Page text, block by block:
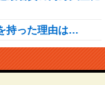
持った理由は…